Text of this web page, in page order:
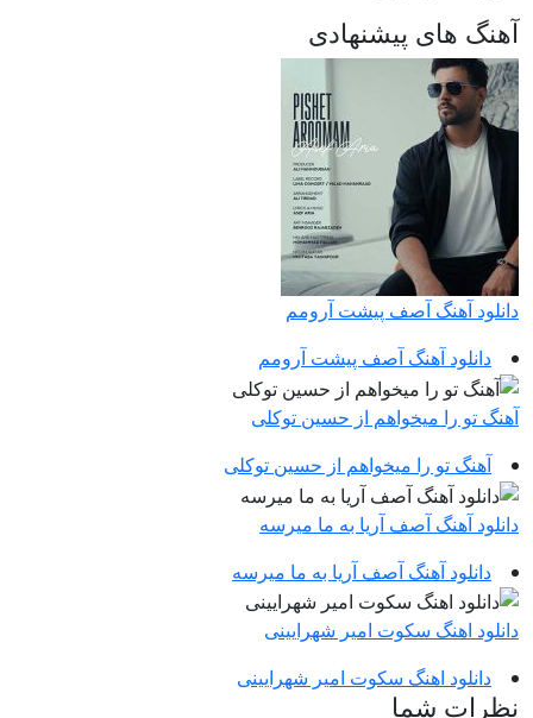
آهنگ های پیشنهادی
دانلود آهنگ آصف پیشت آرومم
دانلود آهنگ آصف پیشت آرومم
آهنگ تو را میخواهم از حسین توکلی
آهنگ تو را میخواهم از حسین توکلی
دانلود آهنگ آصف آریا به ما میرسه
دانلود آهنگ آصف آریا به ما میرسه
دانلود اهنگ سکوت امیر شهرایینی
دانلود اهنگ سکوت امیر شهرایینی
نظرات شما